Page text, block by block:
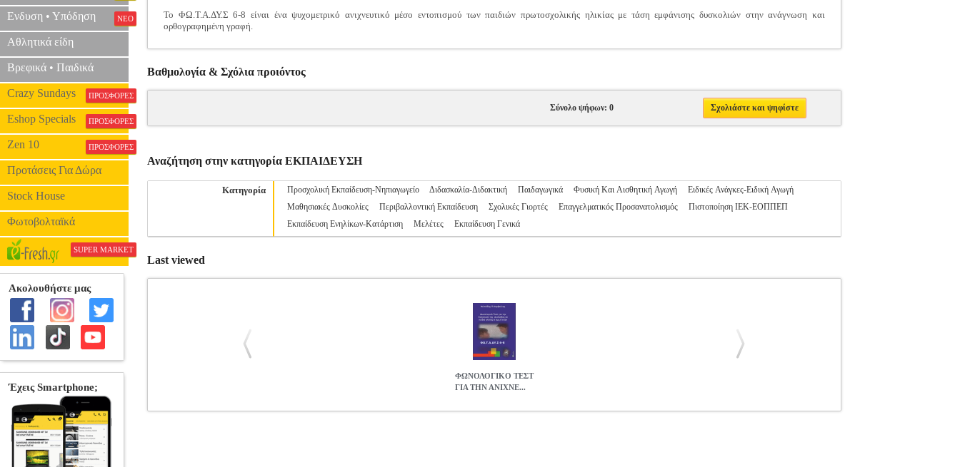
Ενδυση • Υπόδηση ΝΕΟ
Αθλητικά είδη
Βρεφικά • Παιδικά
Crazy Sundays ΠΡΟΣΦΟΡΕΣ
Eshop Specials ΠΡΟΣΦΟΡΕΣ
Zen 10 ΠΡΟΣΦΟΡΕΣ
Προτάσεις Για Δώρα
Stock House
Φωτοβολταϊκά
SUPER MARKET
Το ΦΩ.Τ.Α.ΔΥ.Σ 6-8 είναι ένα ψυχομετρικό ανιχνευτικό μέσο εντοπισμού των παιδιών πρωτοσχολικής ηλικίας με τάση εμφάνισης δυσκολιών στην ανάγνωση και
ορθογραφημένη γραφή.
Βαθμολογία & Σχόλια προιόντος
Σύνολο ψήφων: 0 Σχολιάστε και ψηφίστε
Αναζήτηση στην κατηγορία ΕΚΠΑΙΔΕΥΣΗ
Κατηγορία Προσχολική Εκπαίδευση-Νηπιαγωγείο Διδασκαλία-Διδακτική Παιδαγωγικά Φυσική Και Αισθητική Αγωγή
Ειδικές Ανάγκες-Ειδική Αγωγή
Μαθησιακές Δυσκολίες
Περιβαλλοντική Εκπαίδευση Σχολικές Γιορτές Επαγγελματικός Προσανατολισμός
Πιστοποίηση ΙΕΚ-ΕΟΠΠΕΠ
Εκπαίδευση Ενηλίκων-Κατάρτιση
Μελέτες Εκπαίδευση Γενικά
Last viewed
ΦΩΝΟΛΟΓΙΚΟ ΤΕΣΤ
ΓΙΑ ΤΗΝ ΑΝΙΧΝΕ...